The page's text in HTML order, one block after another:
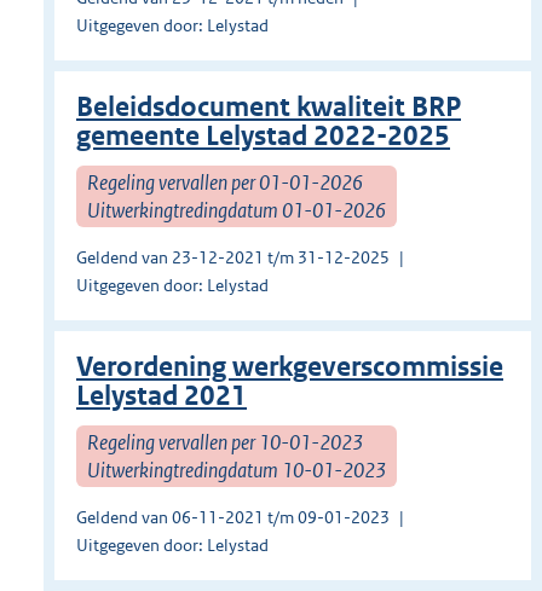
Uitgegeven door: Lelystad
Beleidsdocument kwaliteit BRP
gemeente Lelystad 2022-2025
Regeling vervallen per 01-01-2026
Uitwerkingtredingdatum 01-01-2026
Geldend van 23-12-2021 t/m 31-12-2025
Uitgegeven door: Lelystad
Verordening werkgeverscommissie
Lelystad 2021
Regeling vervallen per 10-01-2023
Uitwerkingtredingdatum 10-01-2023
Geldend van 06-11-2021 t/m 09-01-2023
Uitgegeven door: Lelystad